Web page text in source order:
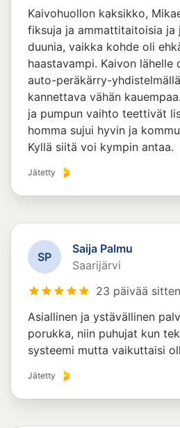
Kaivohuollon kaksikko,
fiksuja ja ammattitaitoisia ja
duunia, vaikka kohde oli
haastavampi. Kaivon lähelle
auto-peräkärry-
kannettava vähän
ja pumpun vaihto teettivät
homma sujui hyvin ja
Kyllä siitä voi kympin antaa.
Jätetty
SP
Saija Palmu
Saarijärvi
23 päivää sitten
Asiallinen ja ystävällinen
porukka, niin puhujat kun
systeemi mutta vaikuttaisi
Jätetty